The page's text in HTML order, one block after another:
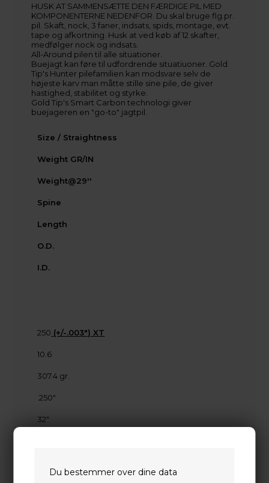
Du bestemmer over dine data
+45 2751 3356
martin@baldurs-archery.dk
Jylland
+45 9718 3356
kontakt@baldurs-archery.dk
HUSK AT SAMMENSÆTTE DEN FÆRDIGE PIL MED
KOMPONENTERNE NEDENFOR. Du skal bruge flg.pr.
pil. Skaft, nock, 3 faner, indsats, spids, montage, evt.
tape og afkortning. Husk at ved køb af 12 skafter,
medfølger nock og indsats.
All-Around pilen til alle situationer.
Buejagt kan føre til udfordrende situatiuoner. Gold
Tip's Hunter pilefamilien kan modsvare selv de
højeste karv man måtte stille sine pile, de giver
hastighed, stabilitet og styrke.
Gold Tip's Smart Carbon technologi giver
buejageren en "go-to" jagtpil.
Size / Straightness
Weight GR/IN
Weight@29''
Spine
Length
O.D.
I.D.
250 (+/-.003") XT
10.6
307.4 gr.
.250"
32"